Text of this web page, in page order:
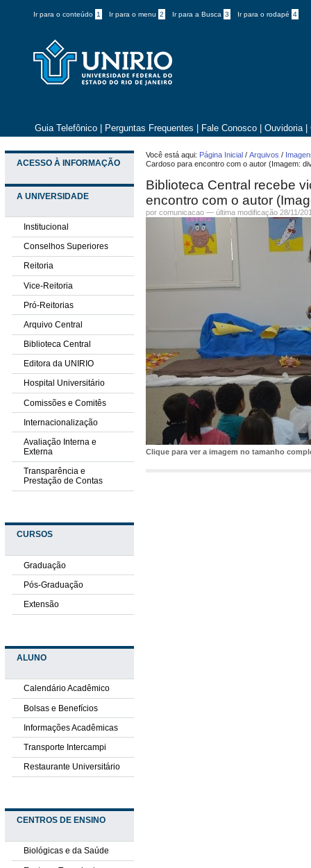
Ir para o conteúdo 1 Ir para o menu 2 Ir para a Busca 3 Ir para o rodapé 4
Guia Telefônico Perguntas Frequentes Fale Conosco Ouvidoria
ACESSO À INFORMAÇÃO
A UNIVERSIDADE
Institucional
Conselhos Superiores
Reitoria
Vice-Reitoria
Pró-Reitorias
Arquivo Central
Biblioteca Central
Editora da UNIRIO
Hospital Universitário
Comissões e Comitês
Internacionalização
Avaliação Interna e
Externa
Transparência e
Prestação de Contas
CURSOS
Graduação
Pós-Graduação
Extensão
ALUNO
Calendário Acadêmico
Bolsas e Benefícios
Informações Acadêmicas
Transporte Intercampi
Restaurante Universitário
CENTROS DE ENSINO
Biológicas e da Saúde
Você está aqui: Página Inicial /Arquivos /
Cardoso para encontro com o autor (Imagem:
Biblioteca Central recebe
encontro com o autor
por comunicacao —última modificação 28/11/
Clique para ver a imagem no tamanho